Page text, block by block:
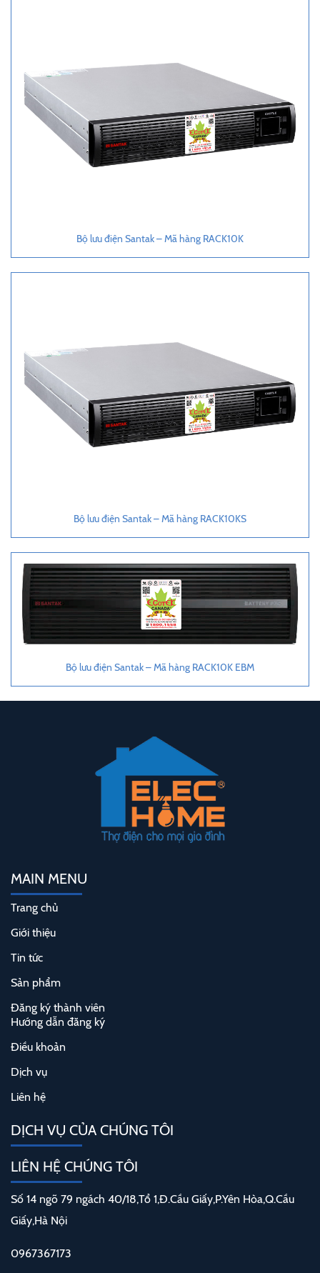
Bộ lưu điện Santak – Mã hàng RACK10K
Bộ lưu điện Santak – Mã hàng RACK10KS
Bộ lưu điện Santak – Mã hàng RACK10K EBM
MAIN MENU
Trang chủ
Giới thiệu
Tin tức
Sản phẩm
Đăng ký thành viên
Hướng dẫn đăng ký
Điều khoản
Dịch vụ
Liên hệ
DỊCH VỤ CỦA CHÚNG TÔI
LIÊN HỆ CHÚNG TÔI
Số 14 ngõ 79 ngách 40/18,Tổ 1,Đ.Cầu Giấy,P.Yên Hòa,Q.Cầu
Giấy,Hà Nội
0967367173